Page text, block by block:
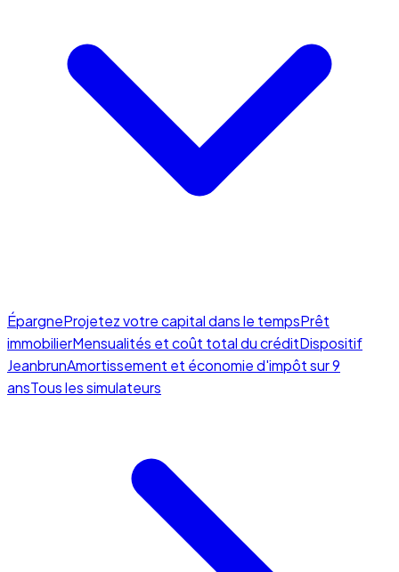
ÉpargneProjetez votre capital dans le tempsPrêt
immobilierMensualités et coût total du créditDispositif
JeanbrunAmortissement et économie d'impôt sur 9
ansTous les simulateurs